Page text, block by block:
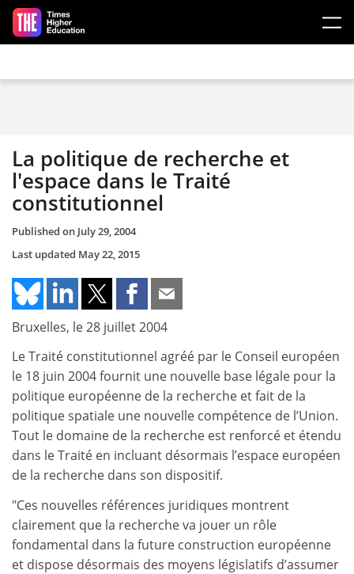
Skip to main content
La politique de recherche et
l'espace dans le Traité
constitutionnel
Published on July 29, 2004
Last updated May 22, 2015
Bruxelles, le 28 juillet 2004
Le Traité constitutionnel agréé par le Conseil européen
le 18 juin 2004 fournit une nouvelle base légale pour la
politique européenne de la recherche et fait de la
politique spatiale une nouvelle compétence de l’Union.
Tout le domaine de la recherche est renforcé et étendu
dans le Traité en incluant désormais l’espace européen
de la recherche dans son dispositif.
"Ces nouvelles références juridiques montrent
clairement que la recherche va jouer un rôle
fondamental dans la future construction européenne
et dispose désormais des moyens législatifs d’assumer